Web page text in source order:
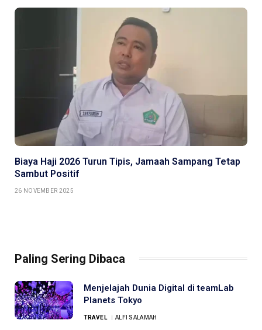
Biaya Haji 2026 Turun Tipis, Jamaah Sampang Tetap
Sambut Positif
26 NOVEMBER 2025
Paling Sering Dibaca
Menjelajah Dunia Digital di teamLab
Planets Tokyo
TRAVEL ALFI SALAMAH